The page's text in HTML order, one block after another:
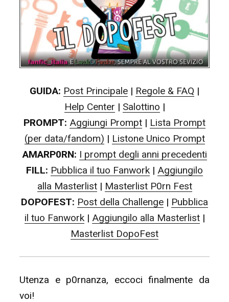
GUIDA: Post Principale | Regole & FAQ |
Help Center | Salottino |
PROMPT: Aggiungi Prompt | Lista Prompt
(per data/fandom) | Listone Unico Prompt
AMARP0RN: I prompt degli anni precedenti
FILL: Pubblica il tuo Fanwork | Aggiungilo
alla Masterlist| Masterlist P0rn Fest
DOPOFEST: Post della Challenge | Pubblica
il tuo Fanwork| Aggiungilo alla Masterlist|
Masterlist DopoFest
Utenza e p0rnanza, eccoci finalmente da
voi!